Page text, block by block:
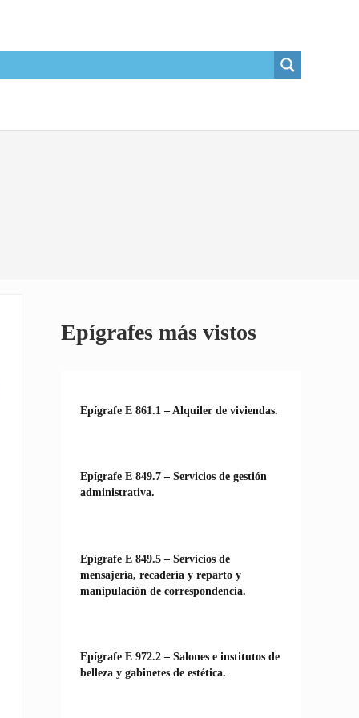
Epígrafes más vistos
Epígrafe E 861.1 – Alquiler de viviendas.
Epígrafe E 849.7 – Servicios de gestión
administrativa.
Epígrafe E 849.5 – Servicios de
mensajería, recadería y reparto y
manipulación de correspondencia.
Epígrafe E 972.2 – Salones e institutos de
belleza y gabinetes de estética.